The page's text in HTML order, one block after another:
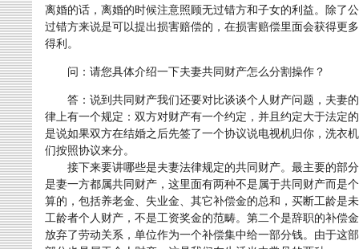
离婚的话，离婚的时候注意照顾无过错方和子女的利益。除了
过错方来说是可以提出损害赔偿的，在损害赔偿里面会获得更
得利。
问：请您具体介绍一下夫妻共同财产怎么分割操作？
答：说到共同财产我们还要对比谈谈个人财产问题，夫妻
律上有一个规定：双方对财产有一个约定，并且约定大于法定
是说如果双方在结婚之后先签了一个协议说电视机归你，洗衣
们按照协议来分。
接下来要讲哪些是夫妻法律规定的共同财产。最主要的部
是妻一方都属共同财产，这里面有两种不是属于共同财产而是
算的，包括养老金、失业金、其它补偿金的总和，买断工龄是
工龄者个人财产，不是工资奖金的范畴。第二个是辞职的补偿
放弃了劳动关系，单位作为一个补偿集中给一部分钱。由于这